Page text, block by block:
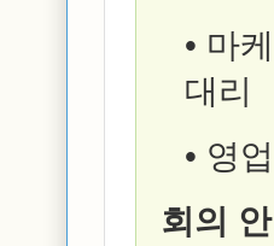
• 마
대리
• 영
회의